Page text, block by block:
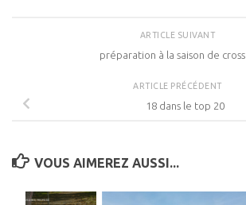
ARTICLE SUIVANT
préparation à la saison de cross
ARTICLE PRÉCÉDENT
18 dans le top 20
VOUS AIMEREZ AUSSI...